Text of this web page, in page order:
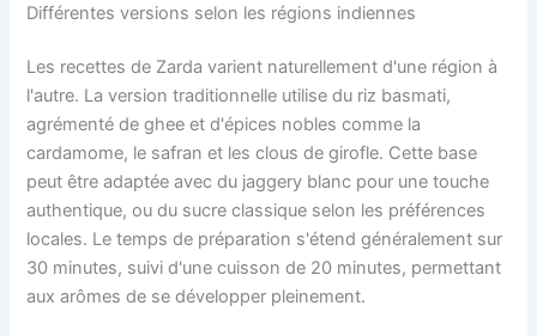
Différentes versions selon les régions indiennes
Les recettes de Zarda varient naturellement d'une région à
l'autre. La version traditionnelle utilise du riz basmati,
agrémenté de ghee et d'épices nobles comme la
cardamome, le safran et les clous de girofle. Cette base
peut être adaptée avec du jaggery blanc pour une touche
authentique, ou du sucre classique selon les préférences
locales. Le temps de préparation s'étend généralement sur
30 minutes, suivi d'une cuisson de 20 minutes, permettant
aux arômes de se développer pleinement.